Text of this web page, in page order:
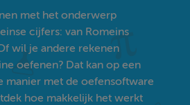
met het onderwerp
cijfers: van Romeins
wil je andere rekenen
oefenen? Dat kan op een
manier met de oefensoftware
hoe makkelijk het werkt